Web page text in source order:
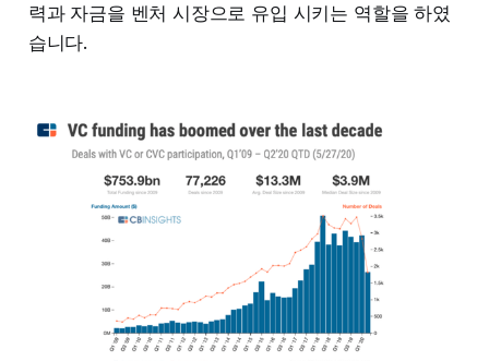
드립니다.
력과 자금을 벤처 시장으로 유입 시키는 역할을 하였
습니다.